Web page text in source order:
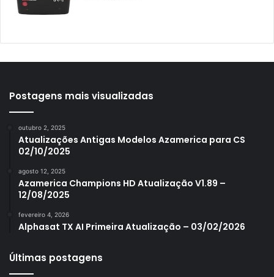
Azamerica Mobi
Azamerica S1005
Azamerica S1006 Plus
Azamerica S1007 New
Azamerica S1007 Plus
Azamerica S1009
Azamerica S2005
Postagens mais visualizadas
outubro 2, 2025
Atualizações Antigas Modelos Azamerica para CS
02/10/2025
agosto 12, 2025
Azamerica Champions HD Atualização V1.89 –
12/08/2025
fevereiro 4, 2026
Alphasat TX AI Primeira Atualização – 03/02/2026
Últimas postagens